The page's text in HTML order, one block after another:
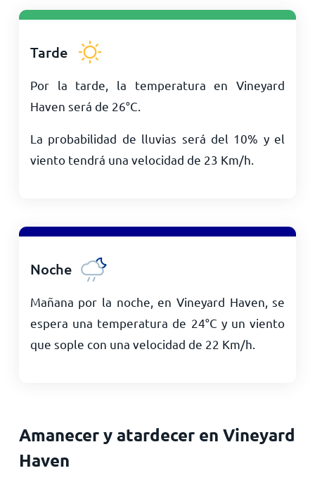
Tarde
Por la tarde, la temperatura en Vineyard
Haven será de 26°C
La probabilidad de lluvias será del 10% y el
viento tendrá una velocidad de 23 Km/h
Noche
Mañana por la noche, en Vineyard Haven, se
espera una temperatura de 24°C y un viento
que sople con una velocidad de 22 Km/h
Amanecer y atardecer en Vineyard
Haven